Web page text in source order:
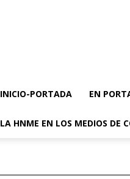
INICIO-PORTADA EN
LA HNME EN LOS MEDIOS DE